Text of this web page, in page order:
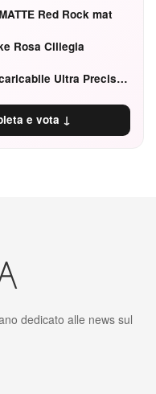
Red Rock mat
Rosa Ciliegia
Hourglass Confession Ricaricabile Ultra Preciso Ad Alta Intensità Secretly Classic Red
e vota ↓
dedicato alle news sul